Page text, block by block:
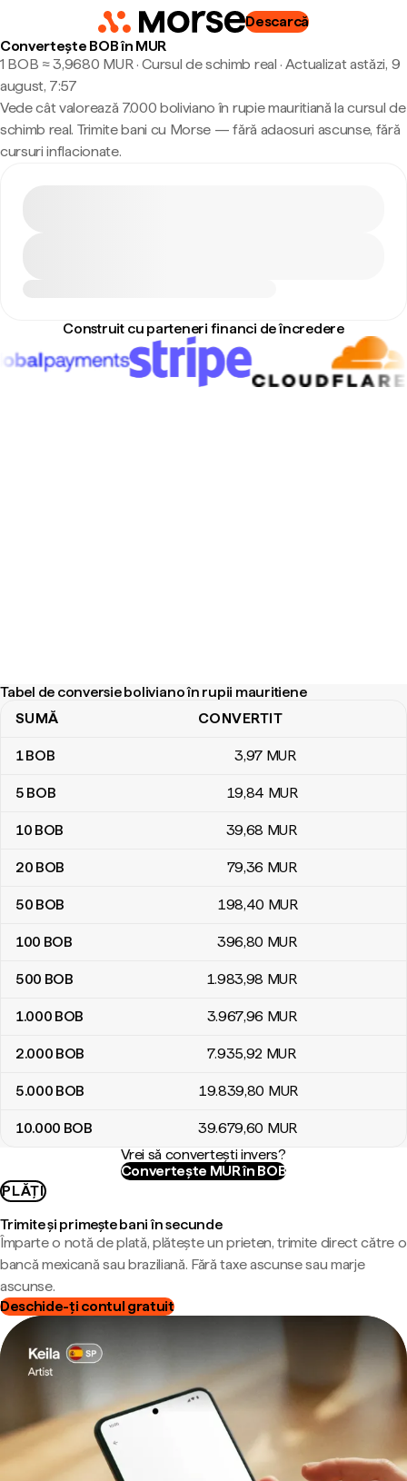
Descarcă
Convertește BOB în MUR
1 BOB ≈ 3,9680 MUR · Cursul de schimb real · Actualizat astăzi, 9
august, 7:57
Vede cât valorează 7.000 boliviano în rupie mauritiană la cursul de
schimb real. Trimite bani cu Morse — fără adaosuri ascunse, fără
cursuri inflacionate.
Construit cu parteneri financi de încredere
Tabel de conversie boliviano în rupii mauritiene
Tabel de conversie boliviano în rupii mauritiene
SUMĂ CONVERTIT
1BOB 3,97 MUR
5 BOB 19,84 MUR
10 BOB 39,68 MUR
20 BOB 79,36 MUR
50 BOB 198,40 MUR
100 BOB 396,80 MUR
500 BOB 1.983,98 MUR
1.000 BOB 3.967,96 MUR
2.000 BOB 7.935,92 MUR
5.000 BOB 19.839,80 MUR
10.000 BOB 39.679,60 MUR
Vrei să convertești invers?
Convertește MUR în BOB
PLĂȚI
Trimite și primește bani în secunde
Împarte o notă de plată, plătește un prieten, trimite direct către o
bancă mexicană sau braziliană. Fără taxe ascunse sau marje
ascunse.
Deschide-ți contul gratuit